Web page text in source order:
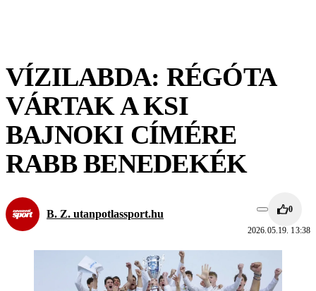
VÍZILABDA: RÉGÓTA
VÁRTAK A KSI
BAJNOKI CÍMÉRE
RABB BENEDEKÉK
B. Z. utanpotlassport.hu 0
2026.05.19. 13:38